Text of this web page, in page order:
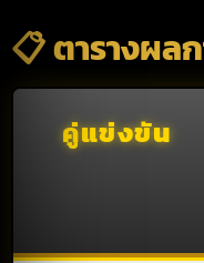
📋 ตารางผล
คู่แข่งขัน